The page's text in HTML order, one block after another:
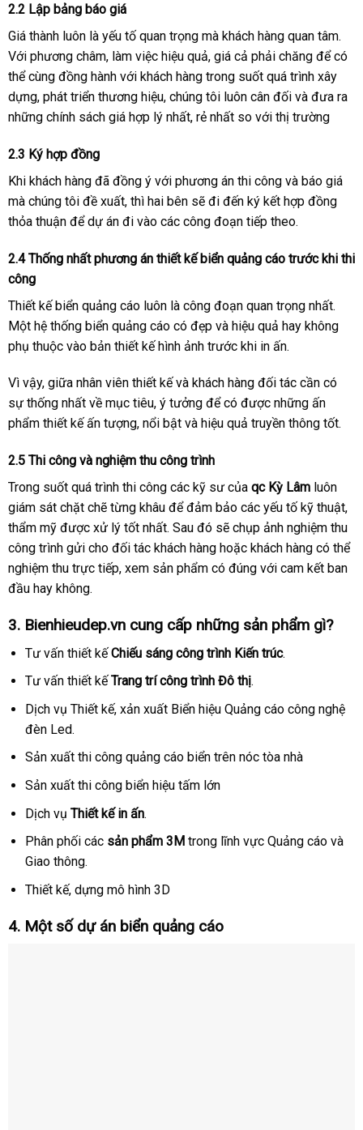
2.2 Lập bảng báo giá
Giá thành luôn là yếu tố quan trọng mà khách hàng quan tâm.
Với phương châm, làm việc hiệu quả, giá cả phải chăng để có
thể cùng đồng hành với khách hàng trong suốt quá trình xây
dựng, phát triển thương hiệu, chúng tôi luôn cân đối và đưa ra
những chính sách giá hợp lý nhất, rẻ nhất so với thị trường
2.3 Ký hợp đồng
Khi khách hàng đã đồng ý với phương án thi công và báo giá
mà chúng tôi đề xuất, thì hai bên sẽ đi đến ký kết hợp đồng
thỏa thuận để dự án đi vào các công đoạn tiếp theo.
2.4 Thống nhất phương án thiết kế biển quảng cáo trước khi thi
công
Thiết kế biển quảng cáo luôn là công đoạn quan trọng nhất.
Một hệ thống biển quảng cáo có đẹp và hiệu quả hay không
phụ thuộc vào bản thiết kế hình ảnh trước khi in ấn.
Vì vậy, giữa nhân viên thiết kế và khách hàng đối tác cần có
sự thống nhất về mục tiêu, ý tưởng để có được những ấn
phẩm thiết kế ấn tượng, nổi bật và hiệu quả truyền thông tốt.
2.5 Thi công và nghiệm thu công trình
Trong suốt quá trình thi công các kỹ sư của qc Kỳ Lâm luôn
giám sát chặt chẽ từng khâu để đảm bảo các yếu tố kỹ thuật,
thẩm mỹ được xử lý tốt nhất. Sau đó sẽ chụp ảnh nghiệm thu
công trình gửi cho đối tác khách hàng hoặc khách hàng có thể
nghiệm thu trực tiếp, xem sản phẩm có đúng với cam kết ban
đầu hay không.
3. Bienhieudep.vn cung cấp những sản phẩm gì?
Tư vấn thiết kếChiếu sáng công trình Kiến trúc.
Tư vấn thiết kếTrang trí công trình Đô thị.
Dịch vụ Thiết kế, xản xuất Biển hiệu Quảng cáo công nghệ
đèn Led.
Sản xuất thi công quảng cáo biển trên nóc tòa nhà
Sản xuất thi công biển hiệu tấm lớn
Dịch vụ Thiết kế in ấn.
Phân phối các sản phẩm 3Mtrong lĩnh vực Quảng cáo và
Giao thông.
Thiết kế, dựng mô hình 3D
4. Một số dự án biển quảng cáo